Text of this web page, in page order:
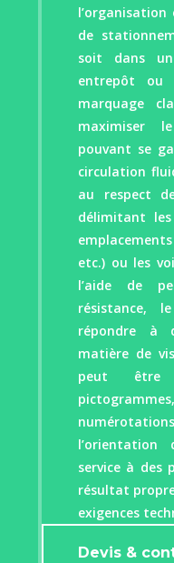
de
soit dans
entrepôt ou
marquage
maximiser
pouvant se
circulation
au respect
délimitant
etc.) ou les
l’aide de
résistance,
répondre à
matière de
peut être
l’orientation
service à des
résultat
exigences
Devis &